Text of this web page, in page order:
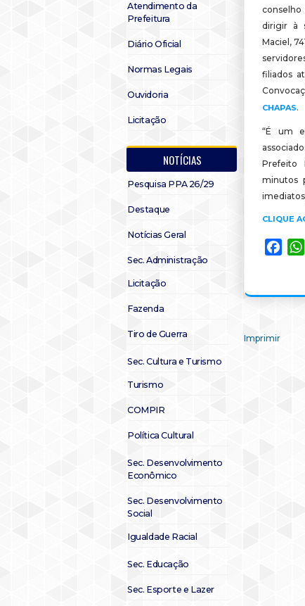
Atendimento da
Prefeitura
Diário Oficial
Normas Legais
Ouvidoria
Licitação
NOTÍCIAS
Pesquisa PPA 26/29
Destaque
Notícias Geral
Sec. Administração
Licitação
Fazenda
Tiro de Guerra
Sec. Cultura e Turismo
Turismo
COMPIR
Política Cultural
Sec. Desenvolvimento
Econômico
Sec. Desenvolvimento
Social
Igualdade Racial
Sec. Educação
Sec. Esporte e Lazer
conselho
dirigir à
Maciel,
filiados
CHAPAS.
“É um
Prefeito
minutos
CLIQUE
Imprimir